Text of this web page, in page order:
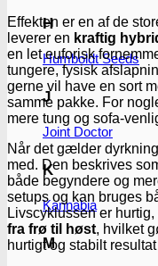
H
Humboldt Seeds
J
Joint Doctor
K
Kannabia
M
Effekten er en af de
leverer en kraftig
en let euforisk
tungere, fysisk
gerne vil have en sort
samme pakke. For
mere tung og sofa-
Når det gælder
med. Den beskrives
både begyndere og
setups og kan bruges
Livscyklussen er
fra frø til høst, hvilket
hurtigt og stabilt